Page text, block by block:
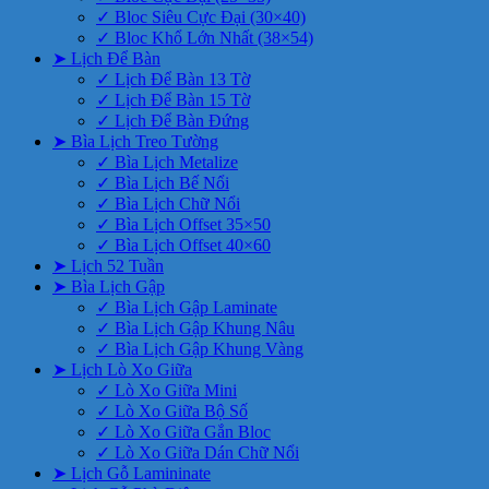
✓ Bloc Siêu Cực Đại (30×40)
✓ Bloc Khổ Lớn Nhất (38×54)
➤ Lịch Để Bàn
✓ Lịch Để Bàn 13 Tờ
✓ Lịch Để Bàn 15 Tờ
✓ Lịch Để Bàn Đứng
➤ Bìa Lịch Treo Tường
✓ Bìa Lịch Metalize
✓ Bìa Lịch Bế Nổi
✓ Bìa Lịch Chữ Nổi
✓ Bìa Lịch Offset 35×50
✓ Bìa Lịch Offset 40×60
➤ Lịch 52 Tuần
➤ Bìa Lịch Gập
✓ Bìa Lịch Gập Laminate
✓ Bìa Lịch Gập Khung Nâu
✓ Bìa Lịch Gập Khung Vàng
➤ Lịch Lò Xo Giữa
✓ Lò Xo Giữa Mini
✓ Lò Xo Giữa Bộ Số
✓ Lò Xo Giữa Gắn Bloc
✓ Lò Xo Giữa Dán Chữ Nổi
➤ Lịch Gỗ Lamininate